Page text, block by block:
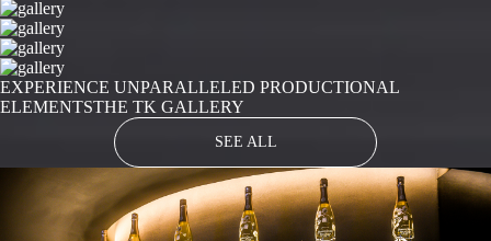
EXPERIENCE UNPARALLELED PRODUCTIONAL
ELEMENTSTHE TK GALLERY
SEE ALL